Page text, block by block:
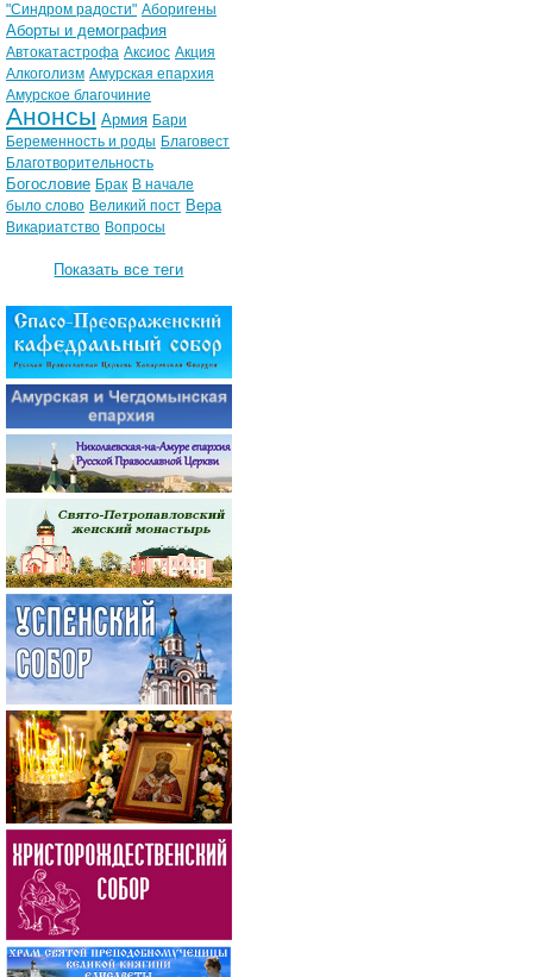
"Синдром радости" Аборигены
Аборты и демография
Автокатастрофа Аксиос Акция
Алкоголизм Амурская епархия
Амурское благочиние
Анонсы Армия Бари
Беременность и роды Благовест
Благотворительность
Богословие Брак В начале
было слово Великий пост Вера
Викариатство Вопросы
Показать все теги